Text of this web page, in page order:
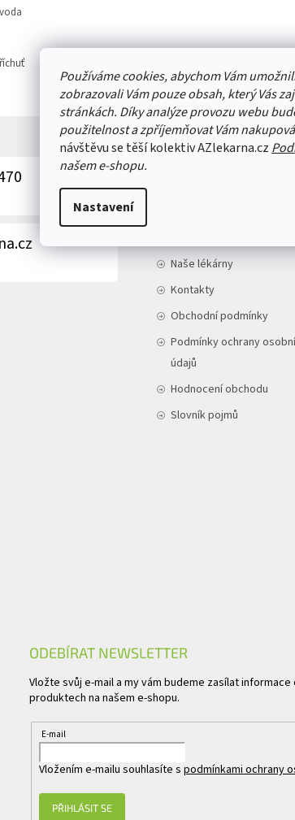
Používáme cookies, abychom Vám
zobrazovali Vám pouze obsah, který Vás
stránkách. Díky analýze provozu webu
použitelnost a zpříjemňovat Vám
návštěvu se těší kolektiv AZlekarna.cz
našem e-shopu.
Nastavení
Naše lékárny
Kontakty
Obchodní podmínky
Podmínky ochrany
údajů
Hodnocení obchodu
Slovník pojmů
ODEBÍRAT NEWSLETTER
Vložte svůj e-mail a my vám budeme zasílat informace
produktech na našem e-shopu.
E-mail
Vložením e-mailu souhlasíte s podmínkami ochrany
PŘIHLÁSIT SE